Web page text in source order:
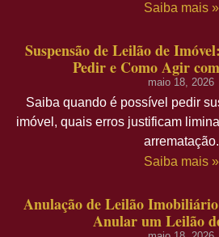
Saiba mais »
Suspensão de Leilão de
Pedir e Como Agir
maio 18, 2026
Saiba quando é possível pedir
imóvel, quais erros justificam
arrematação.
Saiba mais »
Anulação de Leilão
Anular um Leilão